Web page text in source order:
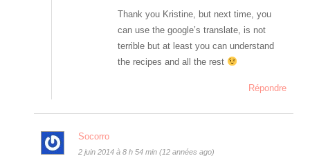
Thank you Kristine, but next time, you
can use the google’s translate, is not
terrible but at least you can understand
the recipes and all the rest
Répondre
Socorro
2 juin 2014 à 8 h 54 min (12 années ago)